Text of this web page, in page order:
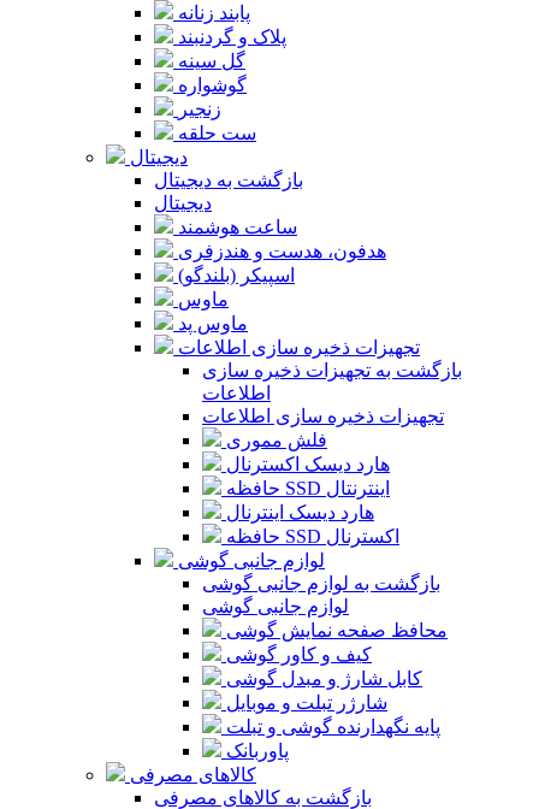
پابند زنانه
پلاک و گردنبند
گل سینه
گوشواره
زنجیر
ست حلقه
دیجیتال
بازگشت به دیجیتال
دیجیتال
ساعت هوشمند
هدفون، هدست و هندزفری
اسپیکر (بلندگو)
ماوس
ماوس پد
تجهیزات ذخیره سازی اطلاعات
بازگشت به تجهیزات ذخیره سازی
اطلاعات
تجهیزات ذخیره سازی اطلاعات
فلش مموری
هارد دیسک اکسترنال
حافظه SSD اینترنتال
هارد دیسک اینترنال
حافظه SSD اکسترنال
لوازم جانبی گوشی
بازگشت به لوازم جانبی گوشی
لوازم جانبی گوشی
محافظ صفحه نمایش گوشی
کیف و کاور گوشی
کابل شارژ و مبدل گوشی
شارژر تبلت و موبایل
پایه نگهدارنده گوشی و تبلت
پاوربانک
کالاهای مصرفی
بازگشت به کالاهای مصرفی